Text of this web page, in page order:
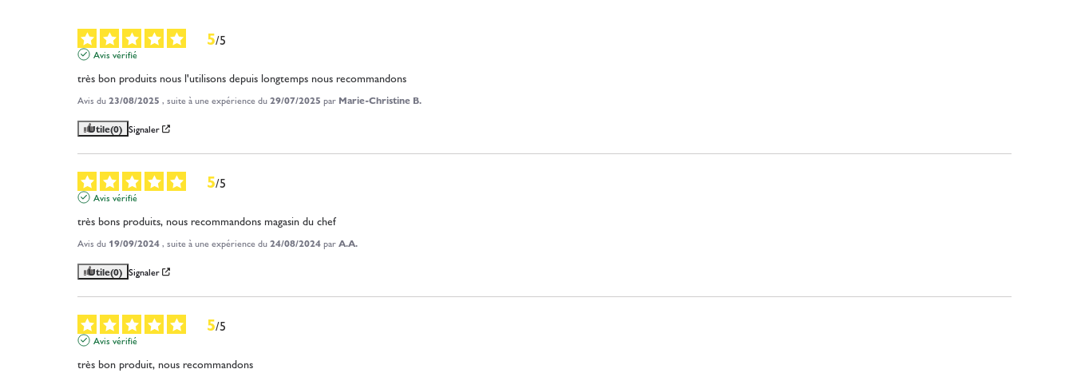
5/5
Avis vérifié
très bon produits nous l'utilisons depuis longtemps nous recommandons
Avis du23/08/2025 , suite à une expérience du29/07/2025 par Marie-Christine B.
Utile(0) Signaler
5/5
Avis vérifié
très bons produits, nous recommandons magasin du chef
Avis du 19/09/2024, suite à une expérience du24/08/2024parA.A.
Utile(0) Signaler
5/5
Avis vérifié
très bon produit, nous recommandons